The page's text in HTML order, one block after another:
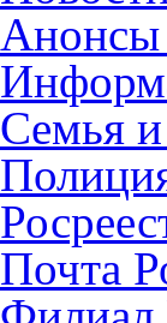
Анонсы
Семья
Почта